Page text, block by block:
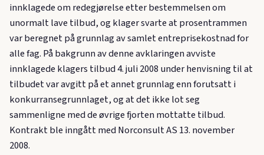
innklagede om redegjørelse etter bestemmelsen om
unormalt lave tilbud, og klager svarte at prosentrammen
var beregnet på grunnlag av samlet entreprisekostnad for
alle fag. På bakgrunn av denne avklaringen avviste
innklagede klagers tilbud 4. juli 2008 under henvisning til at
tilbudet var avgitt på et annet grunnlag enn forutsatt i
konkurransegrunnlaget, og at det ikke lot seg
sammenligne med de øvrige fjorten mottatte tilbud.
Kontrakt ble inngått med Norconsult AS 13. november
2008.